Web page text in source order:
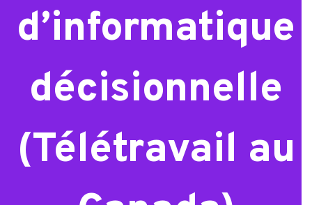
d’informatique
décisionnelle
(Télétravail au